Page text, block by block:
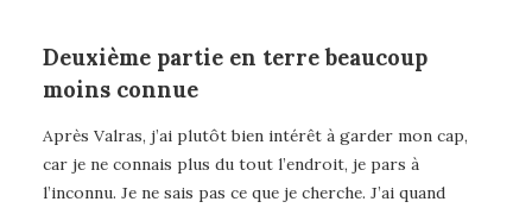
Deuxième partie en terre beaucoup
moins connue
Après Valras, j’ai plutôt bien intérêt à garder mon cap,
car je ne connais plus du tout l’endroit, je pars à
l’inconnu. Je ne sais pas ce que je cherche. J’ai quand